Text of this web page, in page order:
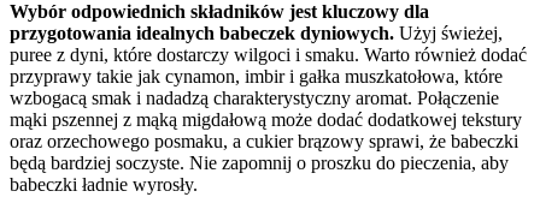
Wybór odpowiednich składników jest kluczowy dla
przygotowania idealnych babeczek dyniowych. Użyj świeżej,
puree z dyni, które dostarczy wilgoci i smaku. Warto również dodać
przyprawy takie jak cynamon, imbir i gałka muszkatołowa, które
wzbogacą smak i nadadzą charakterystyczny aromat. Połączenie
mąki pszennej z mąką migdałową może dodać dodatkowej tekstury
oraz orzechowego posmaku, a cukier brązowy sprawi, że babeczki
będą bardziej soczyste. Nie zapomnij o proszku do pieczenia, aby
babeczki ładnie wyrosły.